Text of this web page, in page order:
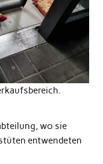
wo sie
entwendeten